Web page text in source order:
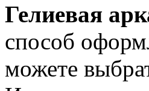
Гелиевая
способ
можете